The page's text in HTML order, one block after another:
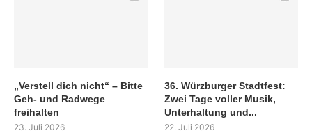
„Verstell dich nicht“ – Bitte
Geh- und Radwege
freihalten
23. Juli 2026
36. Würzburger Stadtfest:
Zwei Tage voller Musik,
Unterhaltung und...
22. Juli 2026